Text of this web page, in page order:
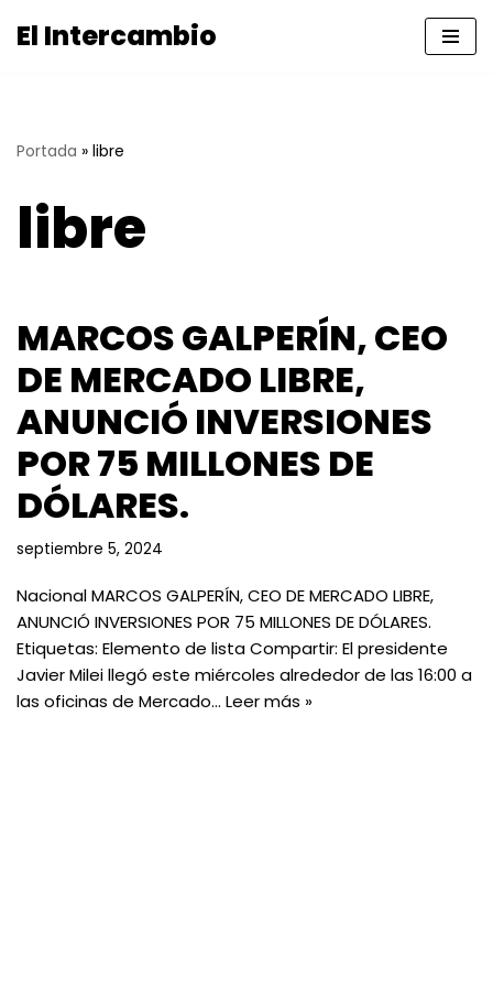
El Intercambio
Portada » libre
libre
MARCOS GALPERÍN, CEO
DE MERCADO LIBRE,
ANUNCIÓ INVERSIONES
POR 75 MILLONES DE
DÓLARES.
septiembre 5, 2024
Nacional MARCOS GALPERÍN, CEO DE MERCADO LIBRE,
ANUNCIÓ INVERSIONES POR 75 MILLONES DE DÓLARES.
Etiquetas: Elemento de lista Compartir: El presidente
Javier Milei llegó este miércoles alrededor de las 16:00 a
las oficinas de Mercado… Leer más »